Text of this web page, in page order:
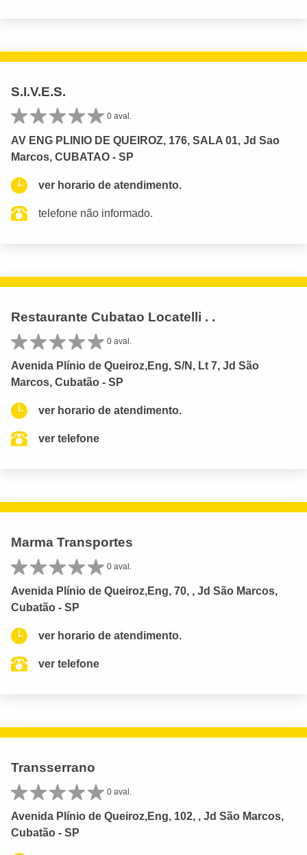
S.I.V.E.S.
0 aval.
AV ENG PLINIO DE QUEIROZ, 176, SALA 01, Jd Sao
Marcos, CUBATAO - SP
ver horario de atendimento.
telefone não informado.
Restaurante Cubatao Locatelli . .
0 aval.
Avenida Plínio de Queiroz,Eng, S/N, Lt 7, Jd São
Marcos, Cubatão - SP
ver horario de atendimento.
ver telefone
Marma Transportes
0 aval.
Avenida Plínio de Queiroz,Eng, 70, , Jd São Marcos,
Cubatão - SP
ver horario de atendimento.
ver telefone
Transserrano
0 aval.
Avenida Plínio de Queiroz,Eng, 102, , Jd São Marcos,
Cubatão - SP